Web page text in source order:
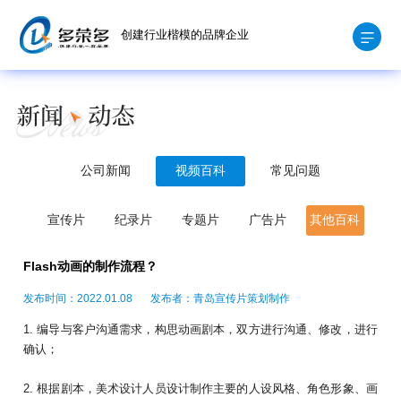
创建行业楷模的品牌企业
公司新闻 视频百科 常见问题
宣传片 纪录片 专题片 广告片 其他百科
Flash动画的制作流程？
发布时间：2022.01.08 发布者：青岛宣传片策划制作
1. 编导与客户沟通需求，构思动画剧本，双方进行沟通、修改，进行
确认；
2. 根据剧本，美术设计人员设计制作主要的人设风格、角色形象、画